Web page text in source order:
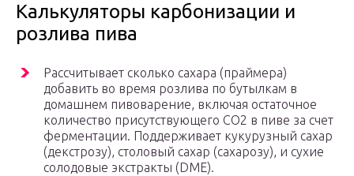
Калькуляторы карбонизации и
розлива пива
Рассчитывает сколько сахара (праймера)
добавить во время розлива по бутылкам в
домашнем пивоварение, включая остаточное
количество присутствующего СО2 в пиве за счет
ферментации. Поддерживает кукурузный сахар
(декстрозу), столовый сахар (сахарозу), и сухие
солодовые экстракты (DME).